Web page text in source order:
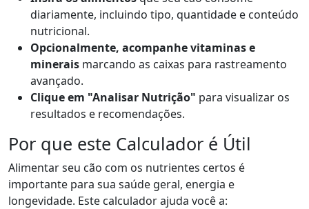
diariamente, incluindo tipo, quantidade e conteúdo
nutricional.
Opcionalmente, acompanhe vitaminas e
minerais marcando as caixas para rastreamento
avançado.
Clique em "Analisar Nutrição" para visualizar os
resultados e recomendações.
Por que este Calculador é Útil
Alimentar seu cão com os nutrientes certos é
importante para sua saúde geral, energia e
longevidade. Este calculador ajuda você a: